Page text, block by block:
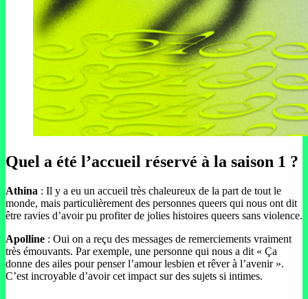
Quel a été l’accueil réservé à la saison 1 ?
Athina : Il y a eu un accueil très chaleureux de la part de tout le
monde, mais particulièrement des personnes queers qui nous ont dit
être ravies d’avoir pu profiter de jolies histoires queers sans violence.
Apolline : Oui on a reçu des messages de remerciements vraiment
très émouvants. Par exemple, une personne qui nous a dit « Ça
donne des ailes pour penser l’amour lesbien et rêver à l’avenir ».
C’est incroyable d’avoir cet impact sur des sujets si intimes.